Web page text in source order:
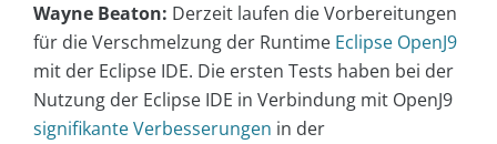
Wayne Beaton: Derzeit laufen die Vorbereitungen
für die Verschmelzung der Runtime Eclipse OpenJ9
mit der Eclipse IDE. Die ersten Tests haben bei der
Nutzung der Eclipse IDE in Verbindung mit OpenJ9
signifikante Verbesserungen in der